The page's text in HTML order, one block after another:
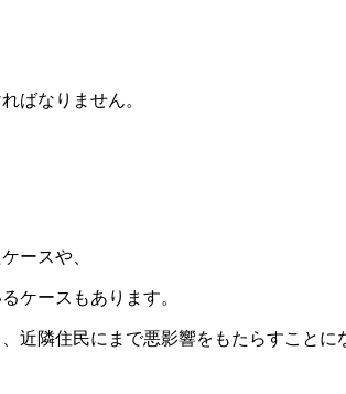
ばなりません。
ースや、
ケースもあります。
近隣住民にまで悪影響をもたらすことに